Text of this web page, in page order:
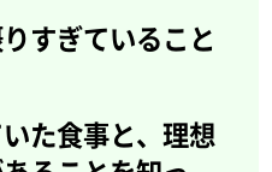
りすぎていること
いた食事と、理想